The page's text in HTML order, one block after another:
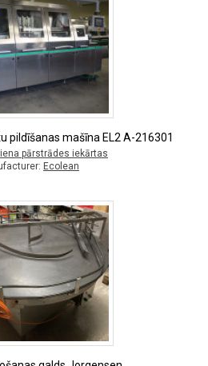
pildīšanas mašīna EL2 A-216301
pārstrādes iekārtas
Ecolean